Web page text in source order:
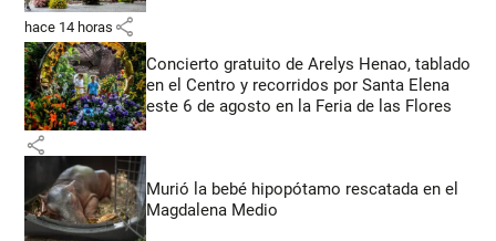
hace 14 horas share
Concierto gratuito de Arelys Henao, tablado
en el Centro y recorridos por Santa Elena
este 6 de agosto en la Feria de las Flores
share
Murió la bebé hipopótamo rescatada en el
Magdalena Medio